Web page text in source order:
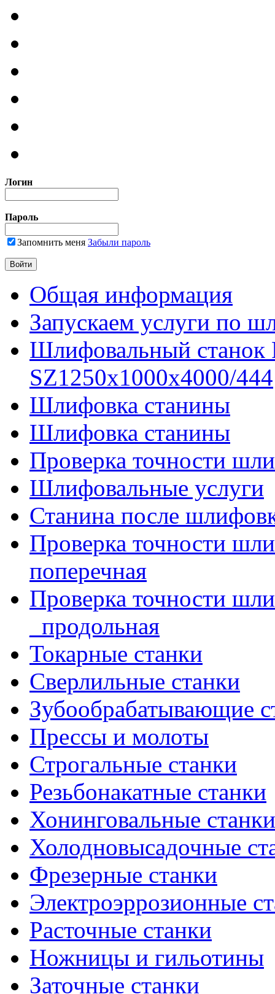
Логин
Пароль
Запомнить меня Забыли пароль
Общая информация
Запускаем услуги по
Шлифовальный
SZ1250x1000x4000/444
Шлифовка станины
Шлифовка станины
Проверка точности
Шлифовальные услуги
Станина после
Проверка точности
поперечная
Проверка точности
_продольная
Токарные станки
Сверлильные станки
Зубообрабатывающие
Прессы и молоты
Строгальные станки
Резьбонакатные станки
Хонинговальные станки
Холодновысадочные
Фрезерные станки
Электроэррозионные
Расточные станки
Ножницы и гильотины
Заточные станки